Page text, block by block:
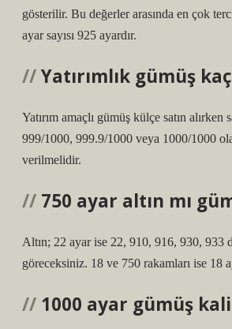
gösterilir. Bu değerler arasında en çok
ayar sayısı 925 ayardır.
Yatırımlık gümüş
Yatırım amaçlı gümüş külçe satın alırken
999/1000, 999.9/1000 veya 1000/1000
verilmelidir.
750 ayar altın mı
Altın; 22 ayar ise 22, 910, 916, 930, 933
göreceksiniz. 18 ve 750 rakamları ise 18
1000 ayar gümüş